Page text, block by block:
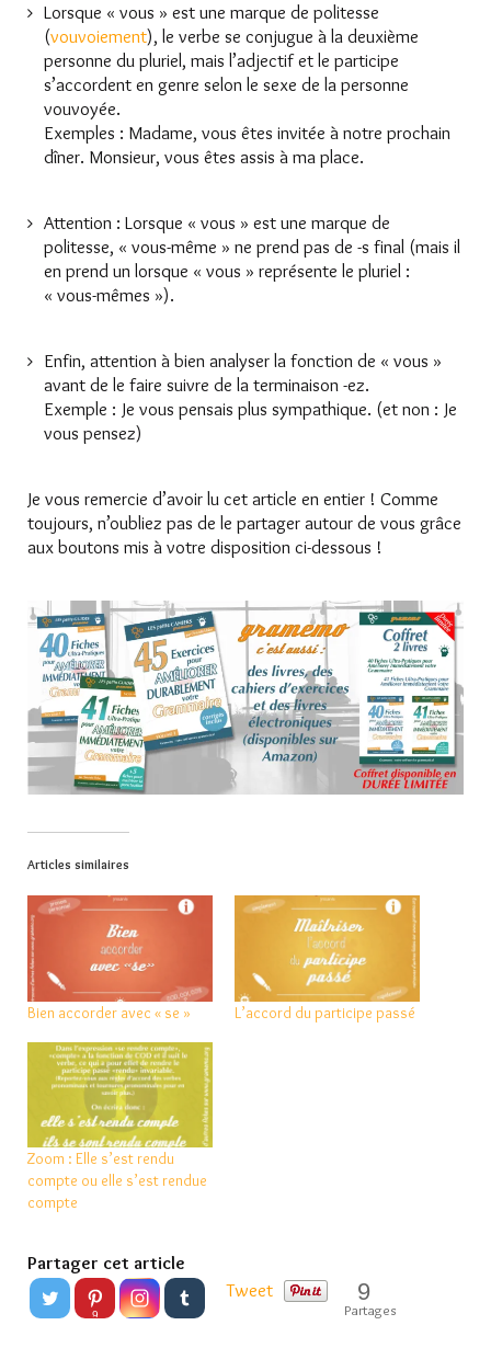
Lorsque « vous » est une marque de politesse
(vouvoiement), le verbe se conjugue à la deuxième
personne du pluriel, mais l’adjectif et le participe
s’accordent en genre selon le sexe de la personne
vouvoyée.
Exemples : Madame, vous êtes invitée à notre prochain
dîner. Monsieur, vous êtes assis à ma place.
Attention : Lorsque « vous » est une marque de
politesse, « vous-même » ne prend pas de -s final (mais il
en prend un lorsque « vous » représente le pluriel :
« vous-mêmes »).
Enfin, attention à bien analyser la fonction de « vous »
avant de le faire suivre de la terminaison -ez.
Exemple : Je vous pensais plus sympathique. (et non : Je
vous pensez)
Je vous remercie d’avoir lu cet article en entier ! Comme
toujours, n’oubliez pas de le partager autour de vous grâce
aux boutons mis à votre disposition ci-dessous !
Articles similaires
Bien accorder avec « se » L’accord du participe passé
Zoom : Elle s’est rendu
compte ou elle s’est rendue
compte
Partager cet article
9
Tweet 9
Partages